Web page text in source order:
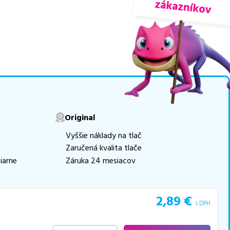
tlač.
naskladňovať
ďalšie otázky,
Original
Vyššie náklady na tlač
Zaručená kvalita tlače
Záruka 24 mesiacov
2,89 € s DPH